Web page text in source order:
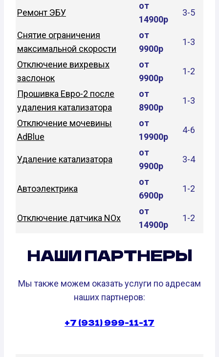
Ремонт ЭБУ
от
14900р
3-5
Снятие ограничения
максимальной скорости
от
9900р
1-3
Отключение вихревых
заслонок
от
9900р
1-2
Прошивка Евро-2 после
удаления катализатора
от
8900р
1-3
Отключение мочевины
AdBlue
от
19900р
4-6
Удаление катализатора
от
9900р
3-4
Автоэлектрика
от
6900р
1-2
Отключение датчика NOx
от
14900р
1-2
НАШИ ПАРТНЕРЫ
Мы также можем оказать услуги по адресам
наших партнеров:
+7 (931) 999-11-17